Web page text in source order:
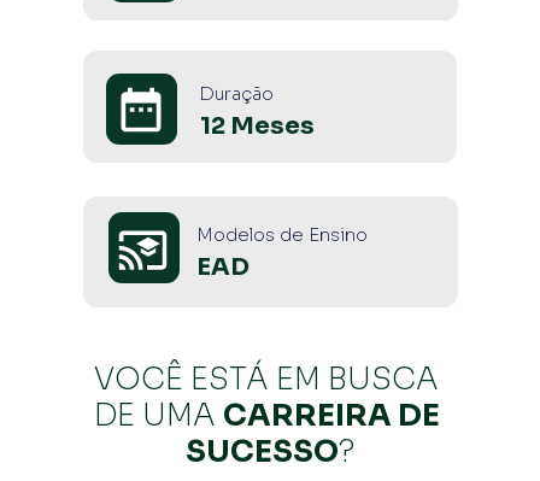
Modelos de Ensino
Duração
EAD
12 Meses
VOCÊ ESTÁ EM BUSCA
DE UMA CARREIRA DE
SUCESSO?